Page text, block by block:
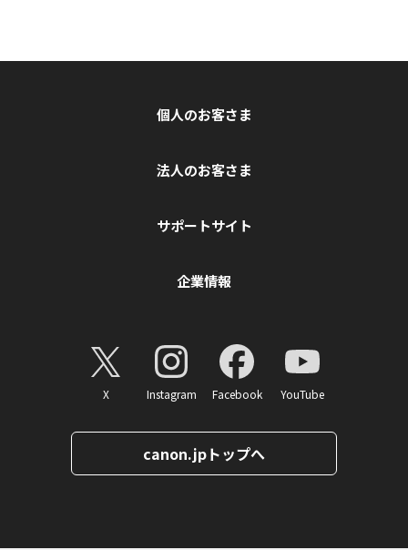
個人のお客さま
法人のお客さま
サポートサイト
企業情報
X Instagram Facebook YouTube
canon.jpトップへ